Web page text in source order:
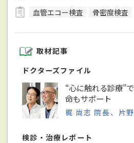
血管エコー検査
骨密度検査
取材記事
ドクターズファイル
“心に触れる診療”
命もサポート
梶 尚志 院長、片
検診・治療レポート